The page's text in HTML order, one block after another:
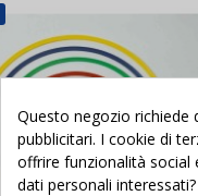
Questo negozio richiede
pubblicitari. I cookie di
offrire funzionalità social
dati personali interessati?